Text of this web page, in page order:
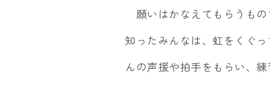
願いはかなえてもらうもの
知ったみんなは、虹をくぐ
んの声援や拍手をもらい、